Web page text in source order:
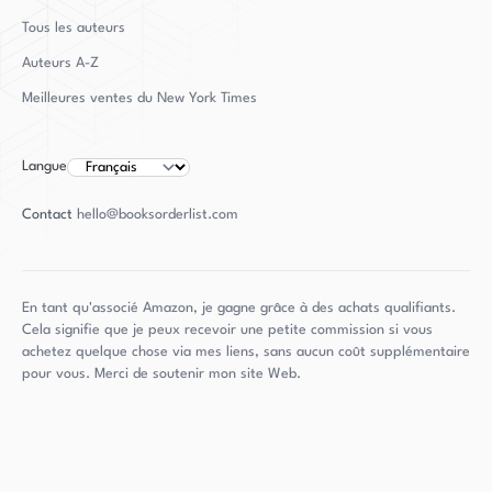
femme qui vivait avec intention, une intelligence
littéraires et artistiques canadiennes.
Tous les auteurs
Auteurs A-Z
Meilleures ventes du New York Times
Langue
Contact hello@booksorderlist.com
En tant qu'associé Amazon, je gagne grâce à des achats qualifiants.
Cela signifie que je peux recevoir une petite commission si vous
achetez quelque chose via mes liens, sans aucun coût supplémentaire
pour vous. Merci de soutenir mon site Web.